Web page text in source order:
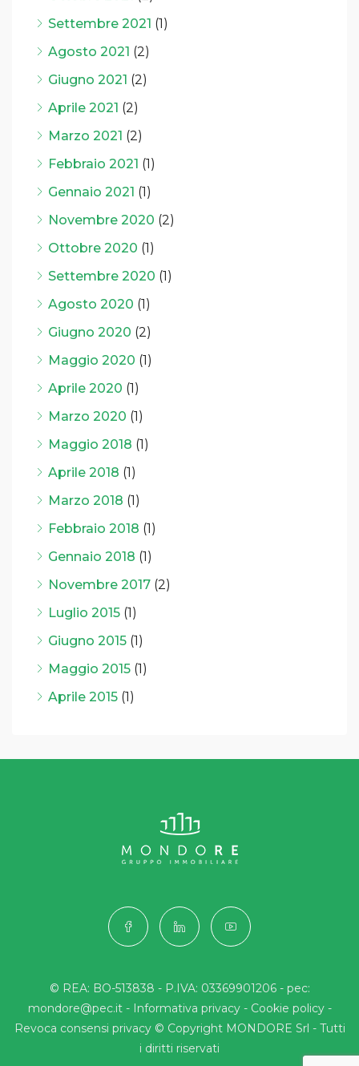
Settembre 2021 (1)
Agosto 2021 (2)
Giugno 2021 (2)
Aprile 2021 (2)
Marzo 2021 (2)
Febbraio 2021 (1)
Gennaio 2021 (1)
Novembre 2020 (2)
Ottobre 2020 (1)
Settembre 2020 (1)
Agosto 2020 (1)
Giugno 2020 (2)
Maggio 2020 (1)
Aprile 2020 (1)
Marzo 2020 (1)
Maggio 2018 (1)
Aprile 2018 (1)
Marzo 2018 (1)
Febbraio 2018 (1)
Gennaio 2018 (1)
Novembre 2017 (2)
Luglio 2015 (1)
Giugno 2015 (1)
Maggio 2015 (1)
Aprile 2015 (1)
© REA: BO-513838 - P.IVA: 03369901206 - pec:
mondore@pec.it - Informativa privacy- Cookie policy-
Revoca consensi privacy© Copyright MONDORE Srl - Tutti
i diritti riservati